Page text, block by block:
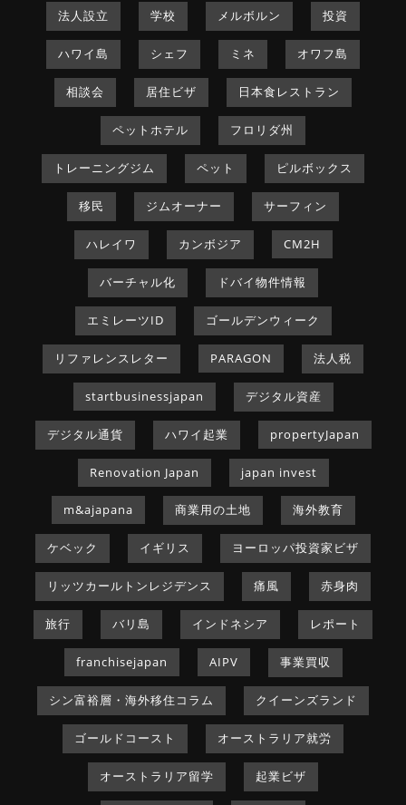
法人設立 学校 メルボルン 投資
ハワイ島 シェフ ミネ オワフ島
相談会 居住ビザ 日本食レストラン
ペットホテル フロリダ州
トレーニングジム ペット ピルボックス
移民 ジムオーナー サーフィン
ハレイワ カンボジア CM2H
バーチャル化 ドバイ物件情報
エミレーツID ゴールデンウィーク
リファレンスレター PARAGON 法人税
startbusinessjapan デジタル資産
デジタル通貨 ハワイ起業 propertyJapan
Renovation Japan japan invest
m&ajapana 商業用の土地 海外教育
ケベック イギリス ヨーロッパ投資家ビザ
リッツカールトンレジデンス 痛風 赤身肉
旅行 バリ島 インドネシア レポート
franchisejapan AIPV 事業買収
シン富裕層・海外移住コラム クイーンズランド
ゴールドコースト オーストラリア就労
オーストラリア留学 起業ビザ